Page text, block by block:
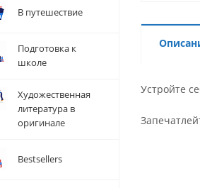
Устройте
В путешествие
Подготовка к
школе
Художественная
литература в
оригинале
Bestsellers